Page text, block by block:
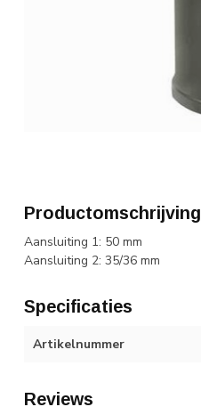
Productomschrijving
Aansluiting 1: 50 mm
Aansluiting 2: 35/36 mm
Specificaties
Artikelnummer
Reviews